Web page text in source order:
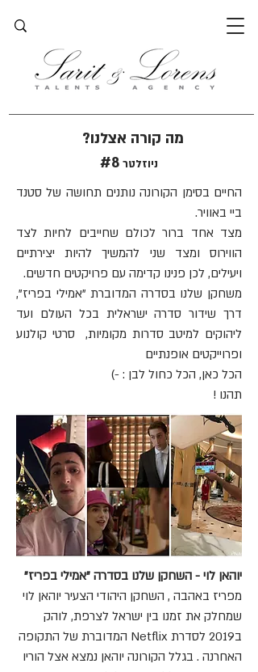
?מה קורה אצלנו
ניוזלטר #8
החיים בסימן הקורונה נותנים תחושה של סטנד
ביי באוויר.
מצד אחד ברור לכולם שחייבים לחיות לצד
הווירוס ומצד שני להמשיך להיות יצירתיים
ויעילים, לכן פנינו קדימה עם פרויקטים חדשים.
משחקן שלנו בסדרה המדוברת "אמילי בפריז",
דרך שידור סדרה ישראלית בכל העולם ועד
ליהוקים למיטב סדרות מקומיות, סרטי קולנוע
ופרוייקטים אופנתיים
הכל כאן, הכל כחול לבן : -)
תהנו !
יוהאן לוי - השחקן שלנו בסדרה "אמילי בפריז"
מפריז באהבה , השחקן היהודי הצעיר יוהאן לוי
שמחלק את זמנו בין ישראל לצרפת, לוהק
ב2019 לסדרת Netflix המדוברת של התקופה
האחרנה . בגלל הקורונה יוהאן נמצא אצל הוריו